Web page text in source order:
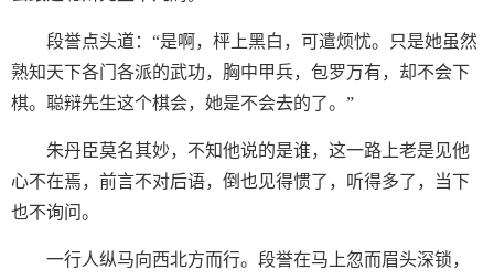
段誉点头道：“是啊，枰上黑白，可遣烦忧。只是她虽然
熟知天下各门各派的武功，胸中甲兵，包罗万有，却不会下
棋。聪辩先生这个棋会，她是不会去的了。”
朱丹臣莫名其妙，不知他说的是谁，这一路上老是见他
心不在焉，前言不对后语，倒也见得惯了，听得多了，当下
也不询问。
一行人纵马向西北方而行。段誉在马上忽而眉头深锁，